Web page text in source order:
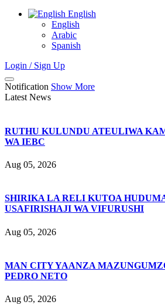
English
English
Arabic
Spanish
Login / Sign Up
Notification Show More
Latest News
RUTHU KULUNDU ATEULIWA
WA IEBC
Aug 05, 2026
SHIRIKA LA RELI KUTOA
USAFIRISHAJI WA VIFURUSHI
Aug 05, 2026
MAN CITY YAANZA
PEDRO NETO
Aug 05, 2026